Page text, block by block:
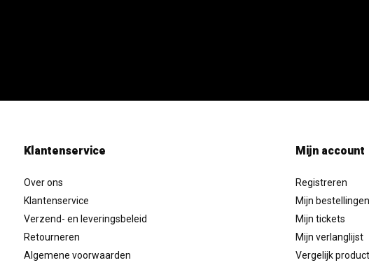
Klantenservice
Over ons
Klantenservice
Verzend- en leveringsbeleid
Retourneren
Algemene voorwaarden
Mijn account
Registreren
Mijn bestellingen
Mijn tickets
Mijn verlanglijst
Vergelijk